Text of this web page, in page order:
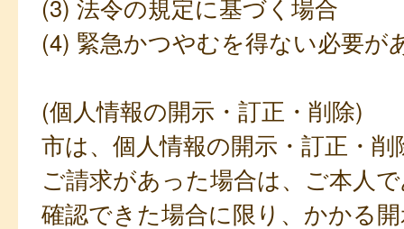
(3) 法令の規定に基づく場合
(4) 緊急かつやむを得ない必要が
(個人情報の開示・訂正・削除)
市は、個人情報の開示・訂正・
ご請求があった場合は、ご本人
確認できた場合に限り、かかる